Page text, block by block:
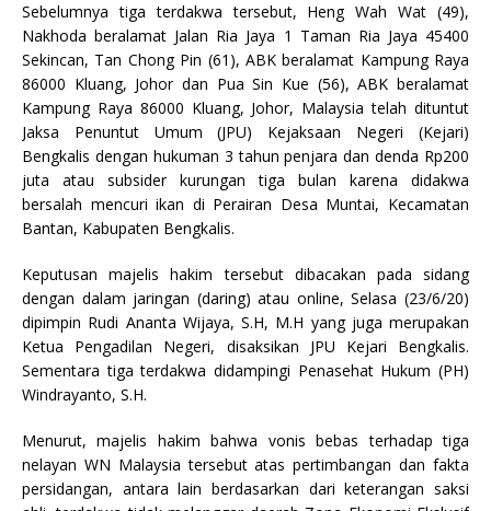
k
Sebelumnya tiga terdakwa tersebut, Heng Wah Wat (49),
Nakhoda beralamat Jalan Ria Jaya 1 Taman Ria Jaya 45400
Sekincan, Tan Chong Pin (61), ABK beralamat Kampung Raya
86000 Kluang, Johor dan Pua Sin Kue (56), ABK beralamat
Kampung Raya 86000 Kluang, Johor, Malaysia telah dituntut
Jaksa Penuntut Umum (JPU) Kejaksaan Negeri (Kejari)
Bengkalis dengan hukuman 3 tahun penjara dan denda Rp200
juta atau subsider kurungan tiga bulan karena didakwa
bersalah mencuri ikan di Perairan Desa Muntai, Kecamatan
Bantan, Kabupaten Bengkalis.
Keputusan majelis hakim tersebut dibacakan pada sidang
dengan dalam jaringan (daring) atau online, Selasa (23/6/20)
dipimpin Rudi Ananta Wijaya, S.H, M.H yang juga merupakan
Ketua Pengadilan Negeri, disaksikan JPU Kejari Bengkalis.
Sementara tiga terdakwa didampingi Penasehat Hukum (PH)
Windrayanto, S.H.
Menurut, majelis hakim bahwa vonis bebas terhadap tiga
nelayan WN Malaysia tersebut atas pertimbangan dan fakta
persidangan, antara lain berdasarkan dari keterangan saksi